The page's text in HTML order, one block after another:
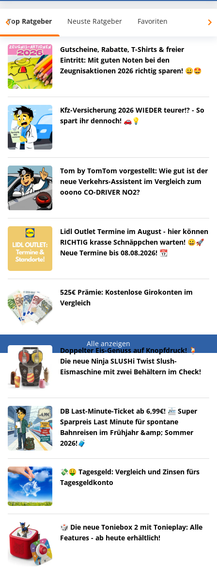
Top Ratgeber Neuste Ratgeber Favoriten
Gutscheine, Rabatte, T-Shirts & freier
Eintritt: Mit guten Noten bei den
Zeugnisaktionen 2026 richtig sparen! 😀🤩
Kfz-Versicherung 2026 WIEDER teurer!? - So
spart ihr dennoch! 🚗💡
Tom by TomTom vorgestellt: Wie gut ist der
neue Verkehrs-Assistent im Vergleich zum
ooono CO-DRIVER NO2?
Lidl Outlet Termine im August - hier können
RICHTIG krasse Schnäppchen warten! 😀🚀
Neue Termine bis 08.08.2026! 📆
525€ Prämie: Kostenlose Girokonten im
Vergleich
Alle anzeigen
Doppelter Eis-Genuss auf Knopfdruck! 🍹
Die neue Ninja SLUSHi Twist Slush-
Eismaschine mit zwei Behältern im Check!
DB Last-Minute-Ticket ab 6,99€! 🚈 Super
Sparpreis Last Minute für spontane
Bahnreisen im Frühjahr &amp; Sommer
2026!🧳
💸🤑 Tagesgeld: Vergleich und Zinsen fürs
Tagesgeldkonto
🎲 Die neue Toniebox 2 mit Tonieplay: Alle
Features - ab heute erhältlich!